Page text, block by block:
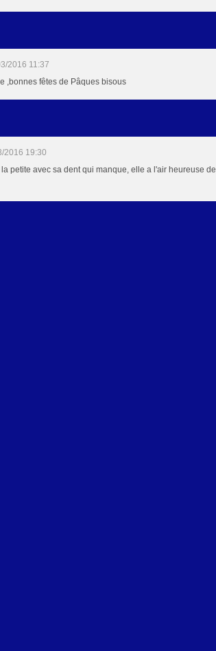
2016 11:37
,bonnes fêtes de Pâques bisous
2016 19:30
petite avec sa dent qui manque, elle a l'air heureuse